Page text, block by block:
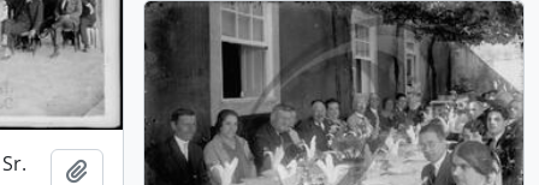
Add to clipboard